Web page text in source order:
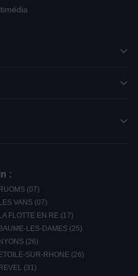
:
(07)
VANS (07)
FLOTTE EN RE (17)
LES-DAMES (25)
(26)
SUR-RHONE (26)
(31)